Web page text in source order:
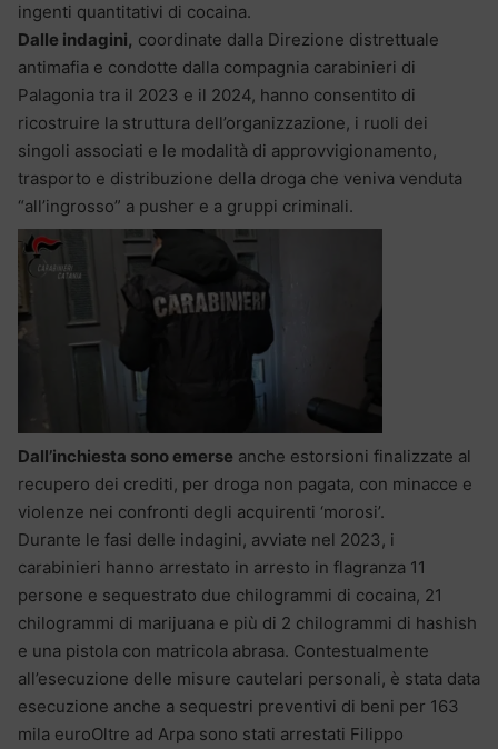
ingenti quantitativi di cocaina.
Dalle indagini, coordinate dalla Direzione distrettuale
antimafia e condotte dalla compagnia carabinieri di
Palagonia tra il 2023 e il 2024, hanno consentito di
ricostruire la struttura dell’organizzazione, i ruoli dei
singoli associati e le modalità di approvvigionamento,
trasporto e distribuzione della droga che veniva venduta
“all’ingrosso” a pusher e a gruppi criminali.
Dall’inchiesta sono emerse anche estorsioni finalizzate al
recupero dei crediti, per droga non pagata, con minacce e
violenze nei confronti degli acquirenti ‘morosi’.
Durante le fasi delle indagini, avviate nel 2023, i
carabinieri hanno arrestato in arresto in flagranza 11
persone e sequestrato due chilogrammi di cocaina, 21
chilogrammi di marijuana e più di 2 chilogrammi di hashish
e una pistola con matricola abrasa. Contestualmente
all’esecuzione delle misure cautelari personali, è stata data
esecuzione anche a sequestri preventivi di beni per 163
mila euroOltre ad Arpa sono stati arrestati Filippo